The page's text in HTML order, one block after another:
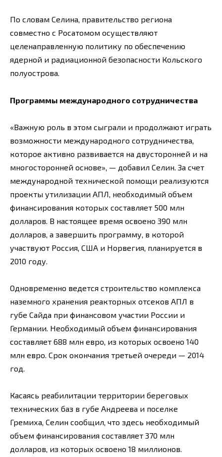
По словам Селина, правительство региона
совместно с Росатомом осуществляют
целенаправленную политику по обеспечению
ядерной и радиационной безопасности Кольского
полуострова.
Программы международного сотрудничества
«Важную роль в этом сыграли и продолжают играть
возможности международного сотрудничества,
которое активно развивается на двусторонней и на
многосторонней основе», — добавил Селин. За счет
международной технической помощи реализуются
проекты утилизации АПЛ, необходимый объем
финансирования которых составляет 500 млн
долларов. В настоящее время освоено 390 млн
долларов, а завершить программу, в которой
участвуют Россия, США и Норвегия, планируется в
2010 году.
Одновременно ведется строительство комплекса
наземного хранения реакторных отсеков АПЛ в
губе Сайда при финансовом участии России и
Германии. Необходимый объем финансирования
составляет 688 млн евро, из которых освоено 140
млн евро. Срок окончания третьей очереди — 2014
год.
Касаясь реабилитации территории береговых
технических баз в губе Андреева и поселке
Гремиха, Селин сообщил, что здесь необходимый
объем финансирования составляет 370 млн
долларов, из которых освоено 18 миллионов.